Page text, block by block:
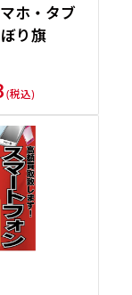
ホ・タブ
り旗
(税込)